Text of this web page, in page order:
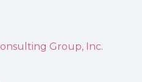
Group, Inc.